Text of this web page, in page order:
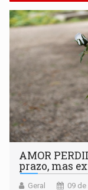
AMOR
prazo, mas
Geral 09